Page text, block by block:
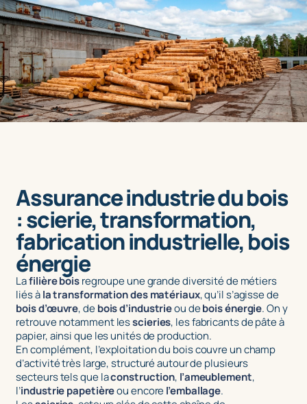
Assurance industrie du bois
: scierie, transformation,
fabrication industrielle, bois
énergie
Lafilière boisregroupe une grande diversité de métiers
liés àla transformation des matériaux, qu’il s’agisse de
bois d’œuvre, debois d’industrieou debois énergie. On y
retrouve notamment lesscieries, les fabricants de pâte à
papier, ainsi que les unités de production.
En complément, l’exploitation du bois couvre un champ
d’activité très large, structuré autour de plusieurs
secteurs tels que laconstruction, l’ameublement,
l’industrie papetièreou encorel’emballage.